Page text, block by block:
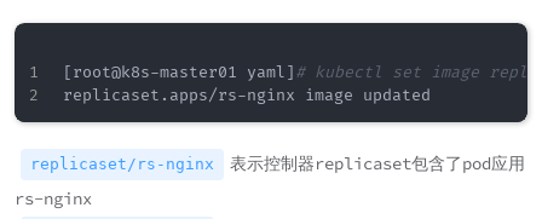
[root@k8s-master01 yaml] # kubectl set image
replicaset/rs-nginx
表示控制器replicaset包含了pod应用
rs-nginx